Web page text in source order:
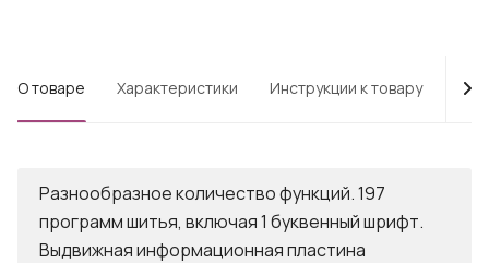
О товаре Характеристики Инструкции к товару
Разнообразное количество функций. 197
программ шитья, включая 1 буквенный шрифт.
Выдвижная информационная пластина